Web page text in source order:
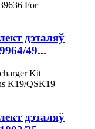
дэталяў
49...
дэталяў